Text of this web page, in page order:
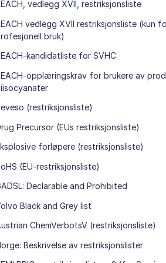
vedlegg XVII, restriksjonsliste
vedlegg XVII restriksjonsliste (kun
bruk)
kandidatliste for SVHC
opplæringskrav for brukere av
(restriksjonsliste)
Precursor (EUs restriksjonsliste)
forløpere (restriksjonsliste)
(EU-restriksjonsliste)
Declarable and Prohibited
Black and Grey list
ChemVerbotsV (restriksjonsliste)
Beskrivelse av restriksjonslister